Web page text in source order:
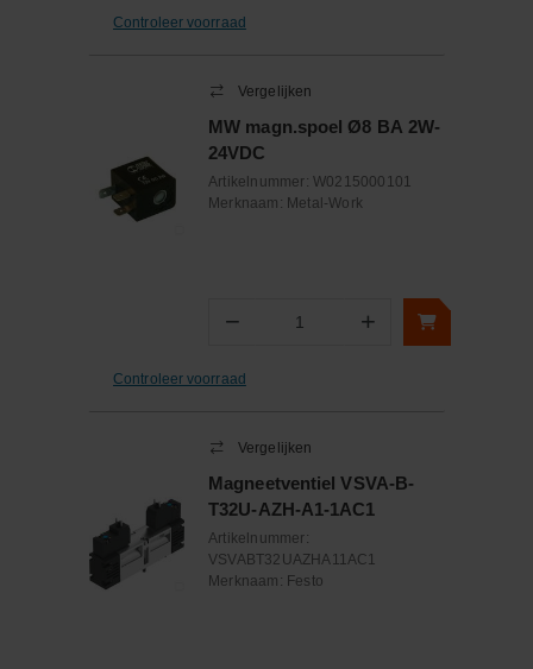
Controleer voorraad
Vergelijken
MW magn.spoel Ø8 BA 2W-
24VDC
Artikelnummer: W0215000101
Merknaam: Metal-Work
− Aantal +
Controleer voorraad
Vergelijken
Magneetventiel VSVA-B-
T32U-AZH-A1-1AC1
Artikelnummer:
VSVABT32UAZHA11AC1
Merknaam: Festo